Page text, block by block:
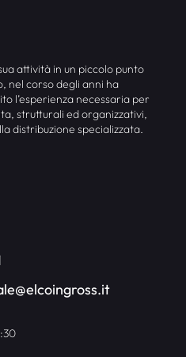
attività in un piccolo punto
nel corso degli anni ha
l’esperienza necessaria per
strutturali ed organizzativi,
distribuzione specializzata.